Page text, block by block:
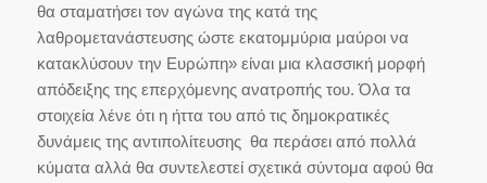
θα σταματήσει τον αγώνα της κατά της
λαθρομετανάστευσης ώστε εκατομμύρια μαύροι να
κατακλύσουν την Ευρώπη» είναι μια κλασσική μορφή
απόδειξης της επερχόμενης ανατροπής του. Όλα τα
στοιχεία λένε ότι η ήττα του από τις δημοκρατικές
δυνάμεις της αντιπολίτευσης θα περάσει από πολλά
κύματα αλλά θα συντελεστεί σχετικά σύντομα αφού θα